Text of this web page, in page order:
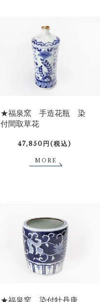
★福泉窯 手造花瓶 染
付間取草花
47,850円(税込)
MORE
★福泉窯 染付牡丹唐